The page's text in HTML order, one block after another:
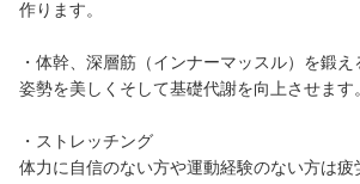
作ります。
・体幹、深層筋（インナーマッスル）を鍛え
姿勢を美しくそして基礎代謝を向上させます
・ストレッチング
体力に自信のない方や運動経験のない方は疲